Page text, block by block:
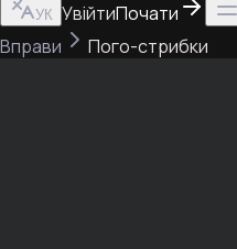
УК УвійтиПочати
Вправи
Пого-стрибки